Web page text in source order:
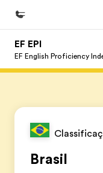
Início
Encontre uma loja
EF EPI
EF English Proficiency
Brasil